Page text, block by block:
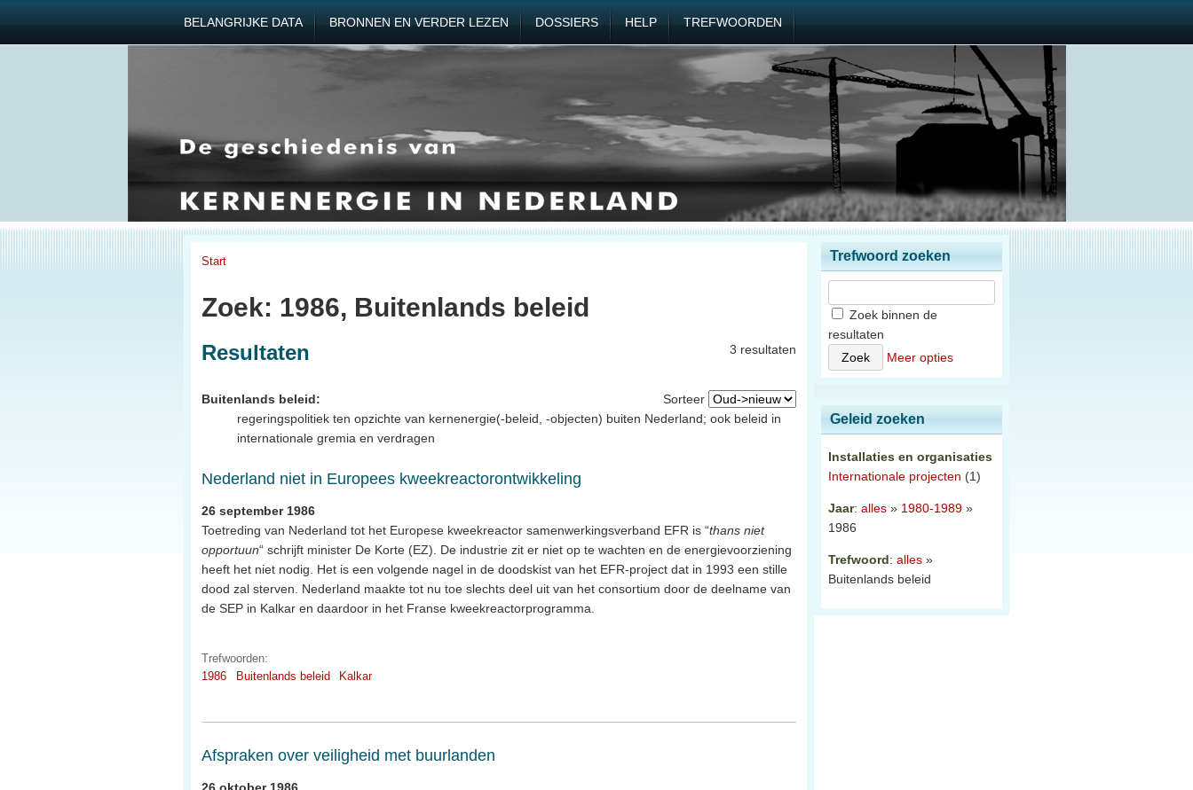
BELANGRIJKE DATA BRONNEN EN VERDER LEZEN DOSSIERS HELP TREFWOORDEN
Start
Zoek: 1986, Buitenlands beleid
3 resultaten
Resultaten
Sorteer
Buitenlands beleid:
regeringspolitiek ten opzichte van kernenergie(-beleid, -objecten) buiten Nederland; ook beleid in
internationale gremia en verdragen
Nederland niet in Europees kweekreactorontwikkeling
26 september 1986
Toetreding van Nederland tot het Europese kweekreactor samenwerkingsverband EFR is “thans niet
opportuun“ schrijft minister De Korte (EZ). De industrie zit er niet op te wachten en de energievoorziening
heeft het niet nodig. Het is een volgende nagel in de doodskist van het EFR-project dat in 1993 een stille
dood zal sterven. Nederland maakte tot nu toe slechts deel uit van het consortium door de deelname van
de SEP in Kalkar en daardoor in het Franse kweekreactorprogramma.
Trefwoorden:
1986
Buitenlands beleid Kalkar
Afspraken over veiligheid met buurlanden
26 oktober 1986
Trefwoord zoeken
Zoek binnen de
resultaten
Meer opties
Geleid zoeken
Installaties en organisaties
Internationale projecten (1)
Jaar: alles » 1980-1989 »
1986
Trefwoord: alles »
Buitenlands beleid